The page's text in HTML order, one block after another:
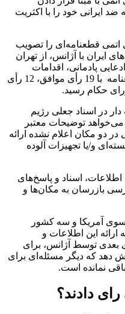
ایرانی خود را با اکثریت
اتمی قطعنامه‌ای را تصویب
ایران با آژانس، از تهران
پادمانی، اقدامات
ضروری و فوری انجام دهد. این قطعنامه با 19 رأی موافق، 12 رأی
در اسناد جعلی رژیم
می‌خواهد توضیحات معتبر
در دو مکان اعلام نشده ارائه
و/یا تجهیزات آلوده
اطلاعات، اسناد و پاسخ‌های
بازرسان به مکان‌ها و
آمریکا و سه کشور
ارائه این اطلاعات و
بعدی توسط آژانس، برای
دهد که دیگر مسئله‌ای برای
نمانده است.
دادند؟